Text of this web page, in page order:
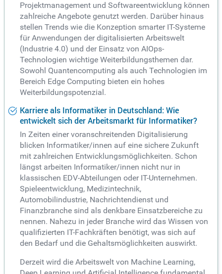
Projektmanagement und Softwareentwicklung können
zahlreiche Angebote genutzt werden. Darüber hinaus
stellen Trends wie die Konzeption smarter IT-Systeme
für Anwendungen der digitalisierten Arbeitswelt
(Industrie 4.0) und der Einsatz von AIOps-
Technologien wichtige Weiterbildungsthemen dar.
Sowohl Quantencomputing als auch Technologien im
Bereich Edge Computing bieten ein hohes
Weiterbildungspotenzial.
Karriere als Informatiker in Deutschland: Wie
entwickelt sich der Arbeitsmarkt für Informatiker?
In Zeiten einer voranschreitenden Digitalisierung
blicken Informatiker/innen auf eine sichere Zukunft
mit zahlreichen Entwicklungsmöglichkeiten. Schon
längst arbeiten Informatiker/innen nicht nur in
klassischen EDV-Abteilungen oder IT-Unternehmen.
Spieleentwicklung, Medizintechnik,
Automobilindustrie, Nachrichtendienst und
Finanzbranche sind als denkbare Einsatzbereiche zu
nennen. Nahezu in jeder Branche wird das Wissen von
qualifizierten IT-Fachkräften benötigt, was sich auf
den Bedarf und die Gehaltsmöglichkeiten auswirkt.
Derzeit wird die Arbeitswelt von Machine Learning,